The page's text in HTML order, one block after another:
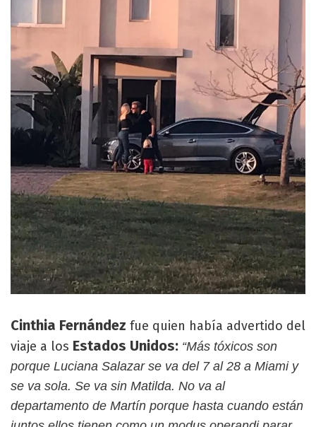
Cinthia Fernández fue quien había advertido del
viaje a los Estados Unidos: “Más tóxicos son
porque Luciana Salazar se va del 7 al 28 a Miami y
se va sola. Se va sin Matilda. No va al
departamento de Martín porque hasta cuando están